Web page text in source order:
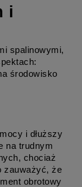
i
spalinowymi,
środowisko
i dłuższy
na trudnym
chociaż
zauważyć, że
obrotowy